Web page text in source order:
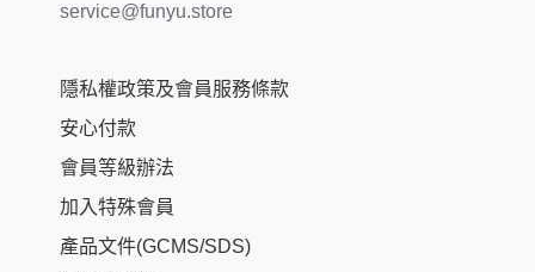
service@funyu.store
隱私權政策及會員服務條款
安心付款
會員等級辦法
加入特殊會員
產品文件(GCMS/SDS)